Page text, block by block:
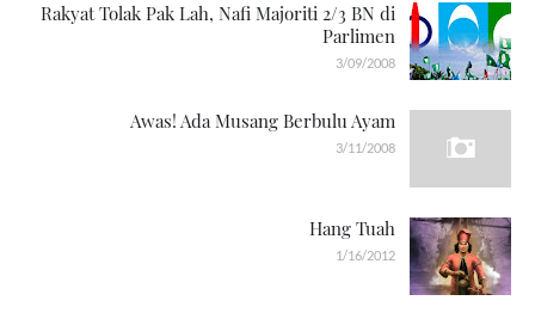
Rakyat Tolak Pak Lah, Nafi Majoriti 2/3 BN di
Parlimen
3/09/2008
Awas! Ada Musang Berbulu Ayam
3/11/2008
Hang Tuah
1/16/2012